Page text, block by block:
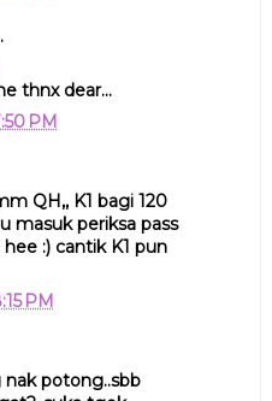
thnx dear...
PM
QH,, K1 bagi 120
masuk periksa pass
:) cantik K1 pun
PM
nak potong..sbb